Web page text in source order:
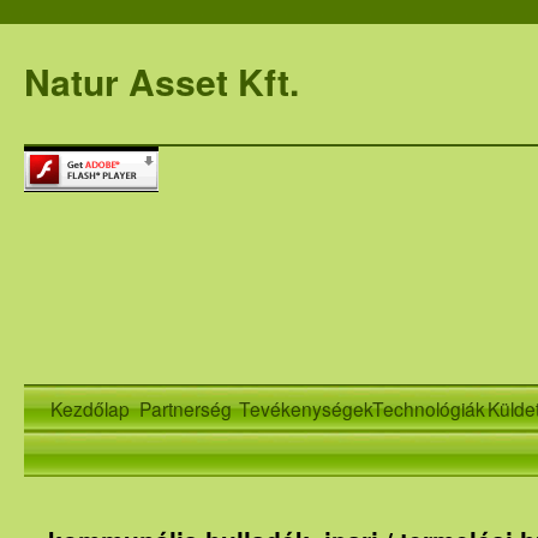
Natur Asset Kft.
Kezdőlap Partnerség TevékenységekTechnológiák